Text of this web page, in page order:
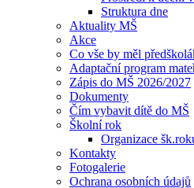
Struktura dne
Aktuality MŠ
Akce
Co vše by měl
Adaptační program
Zápis do MŠ 2026/2027
Dokumenty
Čím vybavit dítě do MŠ
Školní rok
Organizace
Kontakty
Fotogalerie
Ochrana osobních údajů